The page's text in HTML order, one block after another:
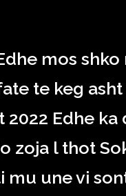
mos
te keg
2022 Edhe
zoja l thot
mu une vi